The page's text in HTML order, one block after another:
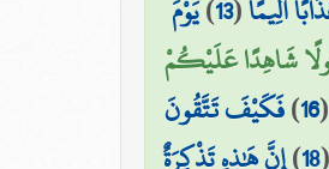
أَلِيمًا(
13
)يَوْمَ
شَاهِدًا عَلَيْكُمْ
(
16
)فَكَيْفَ تَتَّقُونَ
(
18
)إِنَّ هَٰذِهِ تَذْكِرَةٌ